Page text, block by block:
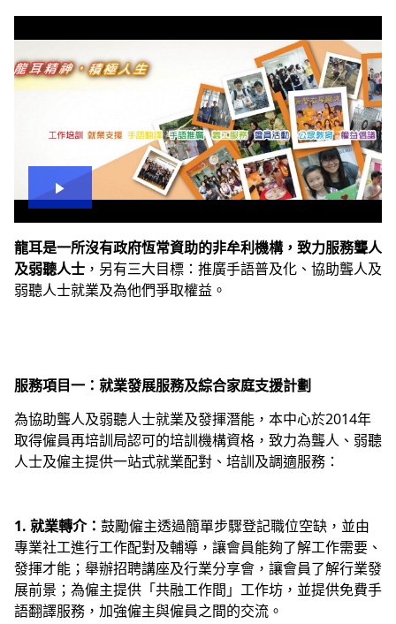
播
龍耳是一所沒有政府恆常資助的非牟利機構，致力服務聾人
及弱聽人士 ，另有三大目標：推廣手語普及化、協助聾人及
弱聽人士就業及為他們爭取權益。
服務項目一：就業發展服務及綜合家庭支援計劃
為協助聾人及弱聽人士就業及發揮潛能，本中心於2014年
取得僱員再培訓局認可的培訓機構資格，致力為聾人、弱聽
人士及僱主提供一站式就業配對、培訓及調適服務：
1. 就業轉介： 鼓勵僱主透過簡單步驟登記職位空缺，並由
專業社工進行工作配對及輔導，讓會員能夠了解工作需要、
發揮才能；舉辦招聘講座及行業分享會，讓會員了解行業發
展前景；為僱主提供「共融工作間」工作坊，並提供免費手
語翻譯服務，加強僱主與僱員之間的交流。